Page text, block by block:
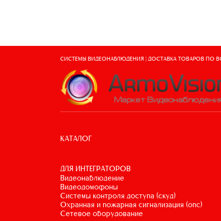
СИСТЕМЫ ВИДЕОНАБЛЮДЕНИЯ | ДОСТАВКА ТОВАРОВ ПО
КАТАЛОГ
ДЛЯ ИНТЕГРАТОРОВ
видеонаблюдение
видеодомофоны
системы контроля доступа (скуд)
охранная и пожарная сигнализация (опс)
сетевое оборудование